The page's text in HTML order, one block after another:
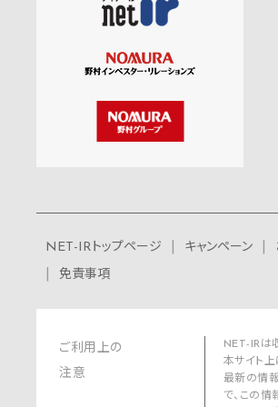
NET-IRトップページ キャンペーン
免責事項
ご利用上の
注意
NET-IRは
本サイト
最新の情
で、この